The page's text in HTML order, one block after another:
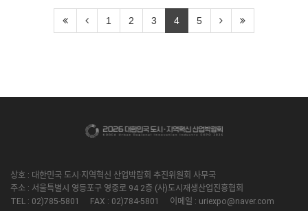
1 2 3 4 5
상호 : 대한민국 도시·지역혁신 산업박람회 추진위원회 사무국
주소 : 서울특별시 영등포구 영중로 94 2층 (사)도시재생산업진흥협회
TEL : 02)785-5801 FAX : 02)784-5801 이메일 : uriexpo@naver.com